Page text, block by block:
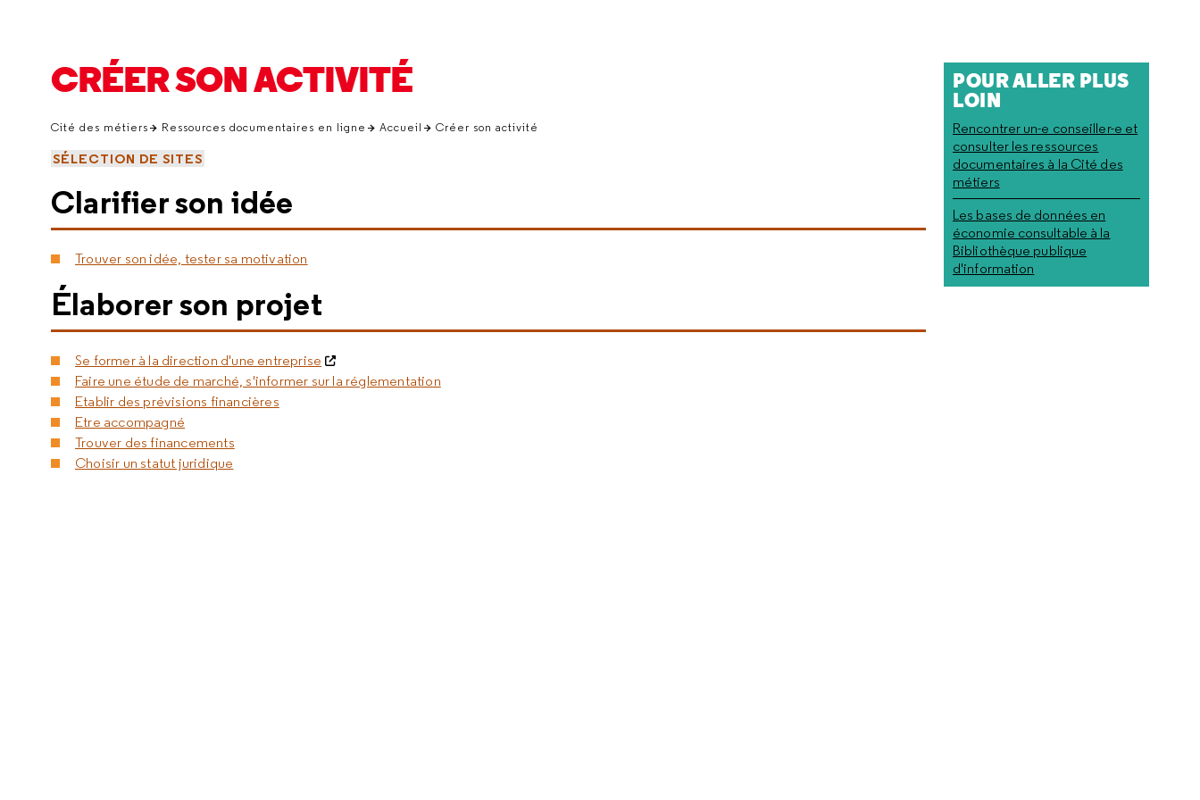
CRÉER SON ACTIVITÉ
Cité des métiers Ressources documentaires en ligne Accueil Créer son activité
SÉLECTION DE SITES
Clarifier son idée
Trouver son idée, tester sa motivation
Élaborer son projet
Se former à la direction d'une entreprise
Faire une étude de marché, s'informer sur la réglementation
Etablir des prévisions financières
Etre accompagné
Trouver des financements
Choisir un statut juridique
POUR ALLER PLUS
LOIN
Rencontrer un-e conseiller-e et
consulter les ressources
documentaires à la Cité des
métiers
Les bases de données en
économie consultable à la
Bibliothèque publique
d'information